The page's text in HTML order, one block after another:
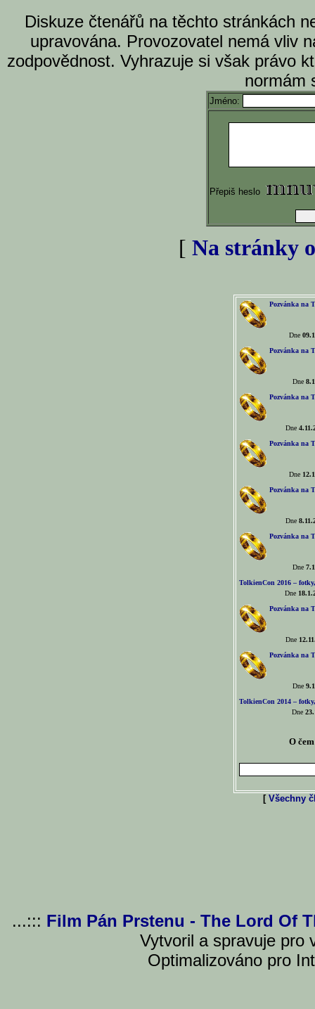
Diskuze čtenářů na těchto stránkách
upravována. Provozovatel nemá vliv
zodpovědnost. Vyhrazuje si však právo
normám
Jméno:
Přepiš heslo
[ Na stránky
Pozvánka na
Dne
Pozvánka na
Dne
Pozvánka na
Dne
Pozvánka na
Dne
Pozvánka na
Dne
Pozvánka na
Dne
TolkienCon 2016 –
Dne
Pozvánka na
Dne
Pozvánka na
Dne
TolkienCon 2014 –
Dne
O
[ Všechny
...::: Film Pán Prstenu - The Lord Of
Vytvoril a spravuje pro
Optimalizováno pro